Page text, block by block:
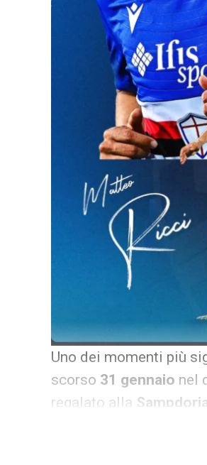
Uno dei momenti più
scorso 31 gennaio nel
regalato alla
Ricci, il contratto